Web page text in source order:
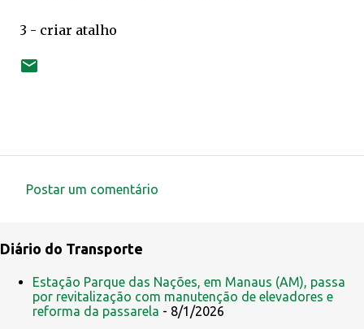
3 - criar atalho
m
e
n
Postar um comentário
Diário do Transporte
Estação Parque das Nações, em Manaus (AM), passa
por revitalização com manutenção de elevadores e
reforma da passarela - 8/1/2026